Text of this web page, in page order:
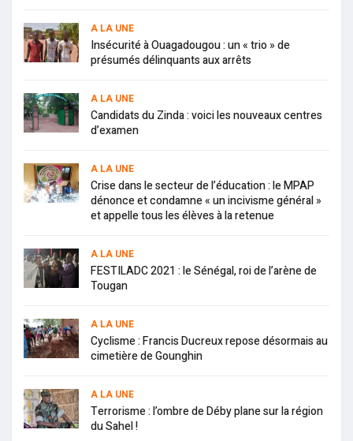
A LA UNE
Insécurité à Ouagadougou : un « trio » de
présumés délinquants aux arrêts
A LA UNE
Candidats du Zinda : voici les nouveaux centres
d’examen
A LA UNE
Crise dans le secteur de l’éducation : le MPAP
dénonce et condamne « un incivisme général »
et appelle tous les élèves à la retenue
A LA UNE
FESTILADC 2021 : le Sénégal, roi de l’arène de
Tougan
A LA UNE
Cyclisme : Francis Ducreux repose désormais au
cimetière de Gounghin
A LA UNE
Terrorisme : l’ombre de Déby plane sur la région
du Sahel !